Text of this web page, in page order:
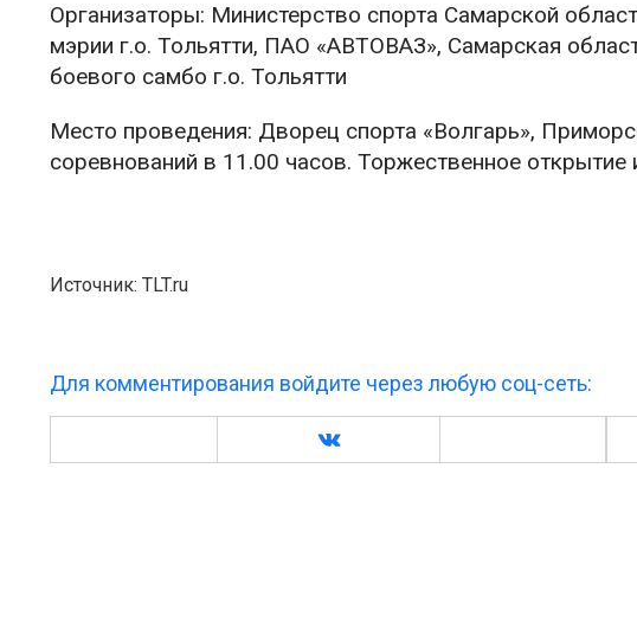
Организаторы: Министерство спорта Самарской
мэрии г.о. Тольятти, ПАО «АВТОВАЗ», Самарская
боевого самбо г.о. Тольятти
Место проведения: Дворец спорта «Волгарь»,
соревнований в 11.00 часов. Торжественное
Источник: TLT.ru
Для комментирования войдите через любую соц-сеть: